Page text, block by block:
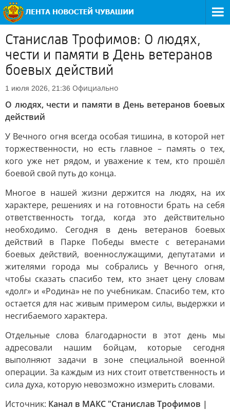
Станислав Трофимов: О людях,
чести и памяти в День ветеранов
боевых действий
1 июля 2026, 21:36 Официально
О людях, чести и памяти в День ветеранов боевых
действий
У Вечного огня всегда особая тишина, в которой нет
торжественности, но есть главное – память о тех,
кого уже нет рядом, и уважение к тем, кто прошёл
боевой свой путь до конца.
Многое в нашей жизни держится на людях, на их
характере, решениях и на готовности брать на себя
ответственность тогда, когда это действительно
необходимо. Сегодня в день ветеранов боевых
действий в Парке Победы вместе с ветеранами
боевых действий, военнослужащими, депутатами и
жителями города мы собрались у Вечного огня,
чтобы сказать спасибо тем, кто знает цену словам
«долг» и «Родина» не по учебникам. Спасибо тем, кто
остается для нас живым примером силы, выдержки и
несгибаемого характера.
Отдельные слова благодарности в этот день мы
адресовали нашим бойцам, которые сегодня
выполняют задачи в зоне специальной военной
операции. За каждым из них стоит ответственность и
сила духа, которую невозможно измерить словами.
Источник: Канал в МАКС "Станислав Трофимов |